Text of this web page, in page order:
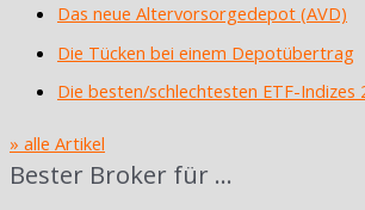
Das neue Altervorsorgedepot (AVD)
Die Tücken bei einem Depotübertrag
Die besten/schlechtesten ETF-Indizes
» alle Artikel
Bester Broker für …